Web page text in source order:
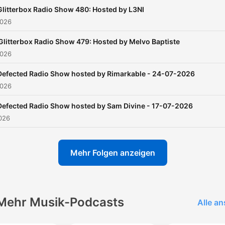
Radio Show 480: Hosted by L3NI
Radio Show 479: Hosted by Melvo Baptiste
Radio Show hosted by Rimarkable - 24-07-2026
Radio Show hosted by Sam Divine - 17-07-2026
Mehr Folgen anzeigen
Musik-Podcasts Alle